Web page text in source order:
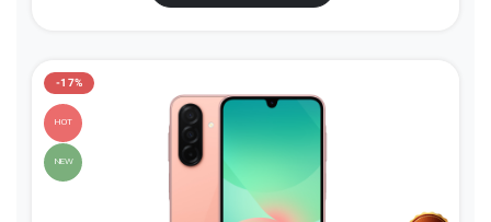
-17%
HOT
NEW